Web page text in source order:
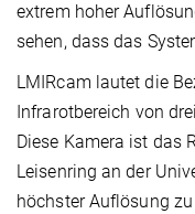
extrem hoher
sehen, dass das
LMIRcam lautet die
Infrarotbereich von
Diese Kamera ist das
Leisenring an der
höchster Auflösung